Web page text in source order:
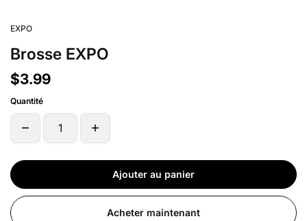
EXPO
Brosse EXPO
$3.99
Quantité
Ajouter au panier
Acheter maintenant